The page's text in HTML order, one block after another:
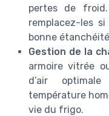
pertes de
remplacez-les
bonne
Gestion de la
armoire vitrée
d’air
température
vie du frigo.